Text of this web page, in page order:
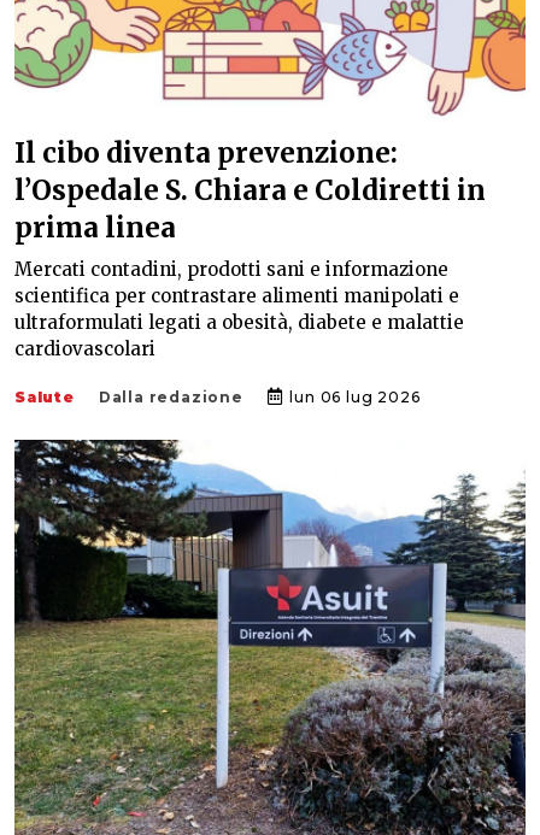
Il cibo diventa prevenzione:
l’Ospedale S. Chiara e Coldiretti in
prima linea
Mercati contadini, prodotti sani e informazione
scientifica per contrastare alimenti manipolati e
ultraformulati legati a obesità, diabete e malattie
cardiovascolari
Salute Dalla redazione lun 06 lug 2026